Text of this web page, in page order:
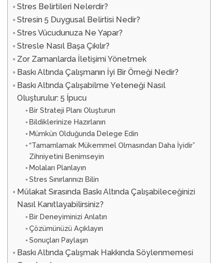
Stres Belirtileri Nelerdir?
Stresin 5 Duygusal Belirtisi Nedir?
Stres Vücudunuza Ne Yapar?
Stresle Nasıl Başa Çıkılır?
Zor Zamanlarda İletişimi Yönetmek
Baskı Altında Çalışmanın İyi Bir Örneği Nedir?
Baskı Altında Çalışabilme Yeteneği Nasıl
Oluşturulur: 5 İpucu
Bir Strateji Planı Oluşturun
Bildiklerinize Hazırlanın
Mümkün Olduğunda Delege Edin
“Tamamlamak Mükemmel Olmasından Daha İyidir”
Zihniyetini Benimseyin
Molaları Planlayın
Stres Sınırlarınızı Bilin
Mülakat Sırasında Baskı Altında Çalışabileceğinizi
Nasıl Kanıtlayabilirsiniz?
Bir Deneyiminizi Anlatın
Çözümünüzü Açıklayın
Sonuçları Paylaşın
Baskı Altında Çalışmak Hakkında Söylenmemesi